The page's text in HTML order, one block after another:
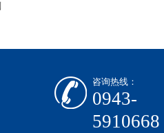
咨询热线：
0943-
5910668